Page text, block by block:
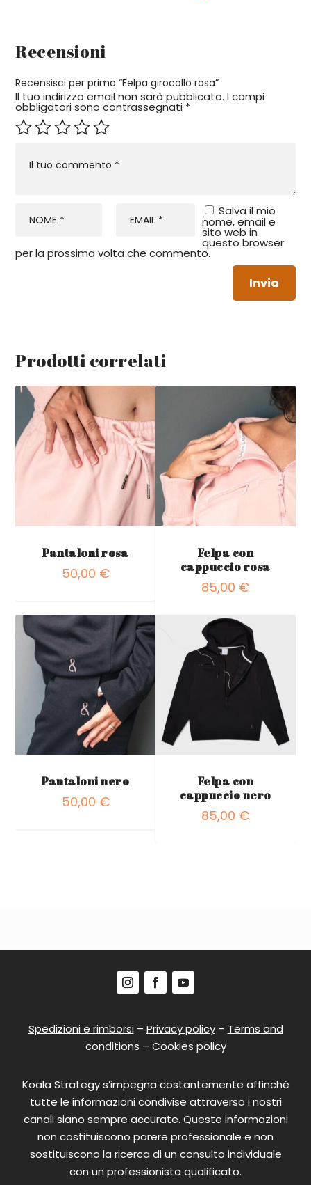
Recensioni
Recensisci per primo “Felpa girocollo rosa”
Il tuo indirizzo email non sarà pubblicato. I campi
obbligatori sono contrassegnati *
Salva il mio
nome, email e
sito web in
questo browser
per la prossima volta che commento.
Invia
Prodotti correlati
Pantaloni rosa
50,00 €
Felpa con
cappuccio rosa
85,00 €
Pantaloni nero
50,00 €
Felpa con
cappuccio nero
85,00 €
Spedizioni e rimborsi – Privacy policy– Terms and
conditions – Cookies policy
Koala Strategy s’impegna costantemente affinché
tutte le informazioni condivise attraverso i nostri
canali siano sempre accurate. Queste informazioni
non costituiscono parere professionale e non
sostituiscono la ricerca di un consulto individuale
con un professionista qualificato.